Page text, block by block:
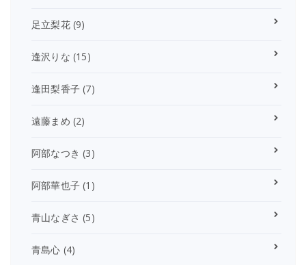
足立梨花(9)
逢沢りな (15)
逢田梨香子 (7)
遠藤まめ (2)
阿部なつき (3)
阿部華也子 (1)
青山なぎさ (5)
青島心 (4)